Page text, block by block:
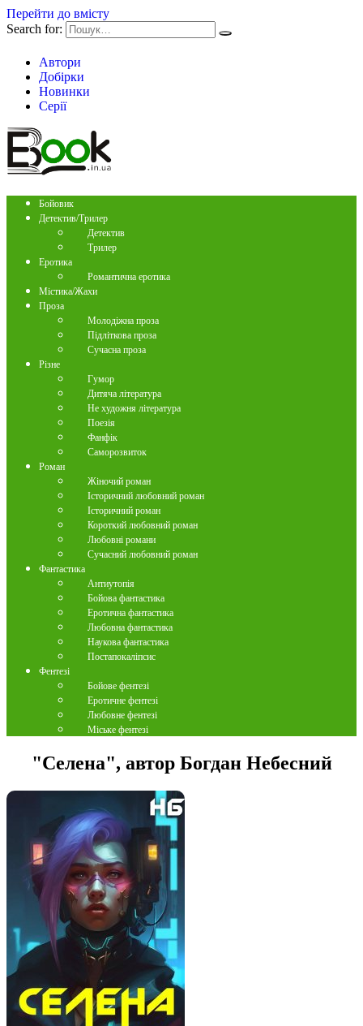
Перейти до вмісту
Search for:
Автори
Добірки
Новинки
Серії
Бойовик
Детектив/Трилер
Детектив
Трилер
Еротика
Романтична еротика
Містика/Жахи
Проза
Молодіжна проза
Підліткова проза
Сучасна проза
Різне
Гумор
Дитяча література
Не художня література
Поезія
Фанфік
Саморозвиток
Роман
Жіночий роман
Історичний любовний роман
Історичний роман
Короткий любовний роман
Любовні романи
Сучасний любовний роман
Фантастика
Антиутопія
Бойова фантастика
Еротична фантастика
Любовна фантастика
Наукова фантастика
Постапокаліпсис
Фентезі
Бойове фентезі
Еротичне фентезі
Любовне фентезі
Міське фентезі
"Селена", автор Богдан Небесний